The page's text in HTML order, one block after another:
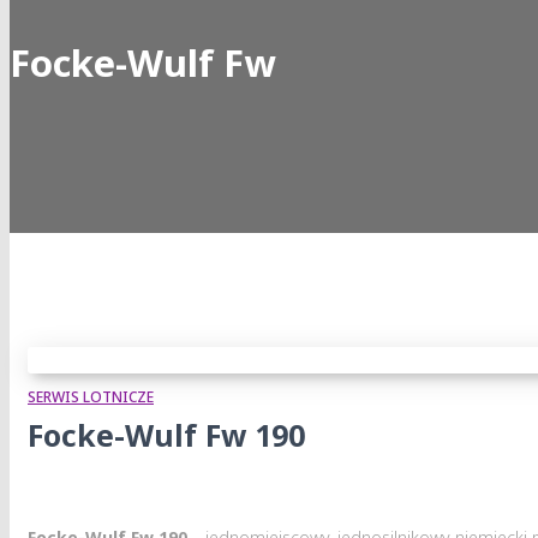
Focke-Wulf Fw
SERWIS LOTNICZE
Focke-Wulf Fw 190